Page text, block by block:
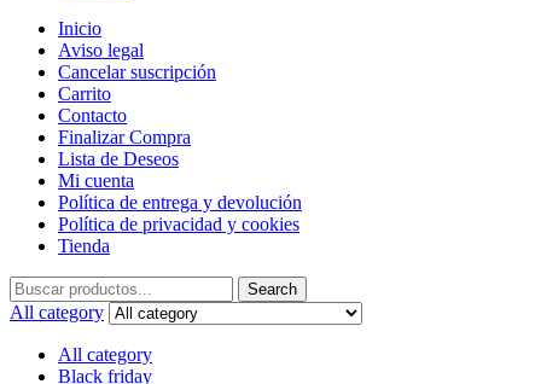
Inicio
Aviso legal
Cancelar suscripción
Carrito
Contacto
Finalizar Compra
Lista de Deseos
Mi cuenta
Política de entrega y devolución
Política de privacidad y cookies
Tienda
Search
for:
Search
All category
All category
Black friday